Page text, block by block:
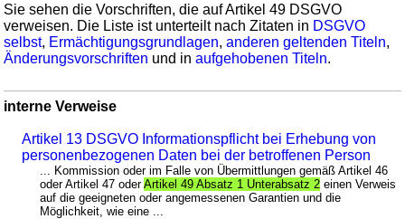
Sie sehen die Vorschriften, die auf Artikel 49 DSGVO
verweisen. Die Liste ist unterteilt nach Zitaten in DSGVO
selbst, Ermächtigungsgrundlagen,anderen geltenden Titeln,
Änderungsvorschriften und inaufgehobenen Titeln.
interne Verweise
Artikel 13 DSGVO Informationspflicht bei Erhebung von
personenbezogenen Daten bei der betroffenen Person
... Kommission oder im Falle von Übermittlungen gemäß Artikel 46
oder Artikel 47 oderArtikel 49 Absatz 1 Unterabsatz 2 einen Verweis
auf die geeigneten oder angemessenen Garantien und die
Möglichkeit, wie eine ...